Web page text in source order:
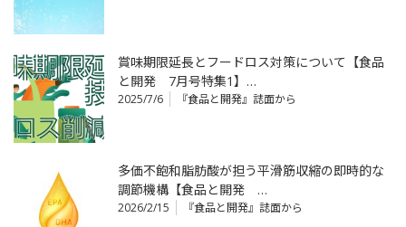
賞味期限延長とフードロス対策について【食品
と開発 7月号特集1】…
2025/7/6 『食品と開発』誌面から
多価不飽和脂肪酸が担う平滑筋収縮の即時的な
調節機構【食品と開発 …
2026/2/15 『食品と開発』誌面から